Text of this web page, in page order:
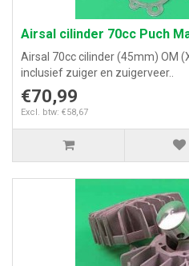
Airsal cilinder 70cc Puch
Airsal 70cc cilinder (45mm) OM
inclusief zuiger en zuigerveer..
€70,99
Excl. btw: €58,67